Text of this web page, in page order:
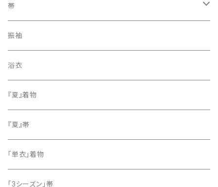
訪問着・付下げ
紬
色無地
小紋
留袖
帯
袋帯
名古屋帯
振袖
浴衣
『夏』着物
『夏』帯
「単衣」着物
「3シーズン」帯